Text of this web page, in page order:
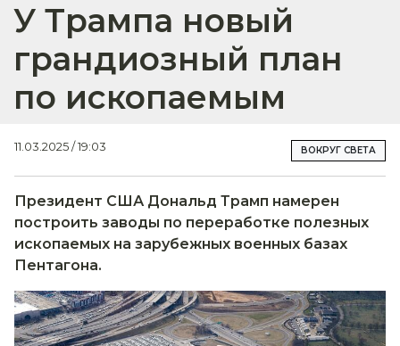
У Трампа новый
грандиозный план
по ископаемым
11.03.2025 / 19:03 ВОКРУГ СВЕТА
Президент США Дональд Трамп намерен
построить заводы по переработке полезных
ископаемых на зарубежных военных базах
Пентагона.